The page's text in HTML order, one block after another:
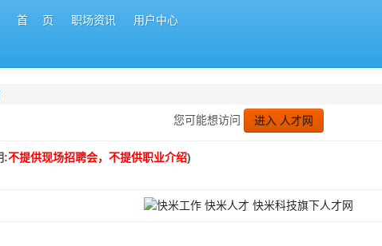
首 页 职场资讯 用户中心
您可能想访问
进入 人才网
:不提供现场招聘会，不提供职业介绍)